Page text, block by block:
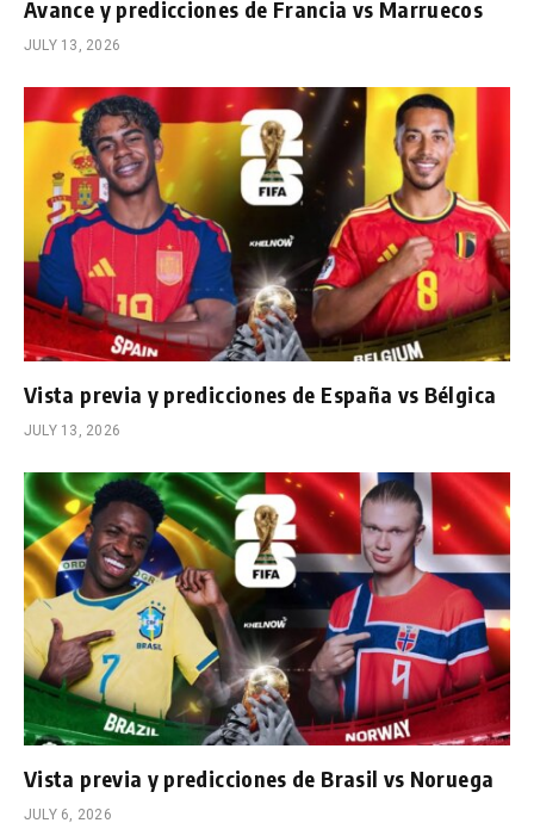
Avance y predicciones de Francia vs Marruecos
JULY 13, 2026
Vista previa y predicciones de España vs Bélgica
JULY 13, 2026
Vista previa y predicciones de Brasil vs Noruega
JULY 6, 2026